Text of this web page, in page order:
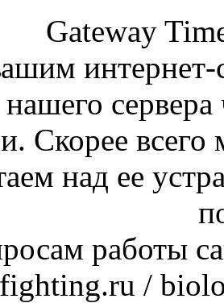
Gateway
интернет-
Скорее
над ее
работы
fighting.ru /